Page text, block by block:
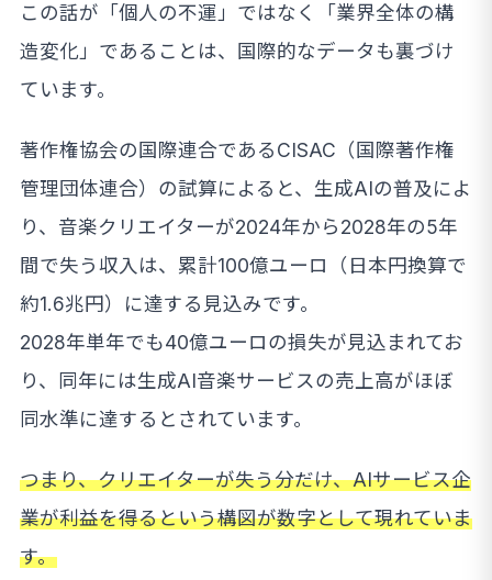
この話が「個人の不運」ではなく「業界全体の構
造変化」であることは、国際的なデータも裏づけ
ています。
著作権協会の国際連合であるCISAC（国際著作権
管理団体連合）の試算によると、生成AIの普及によ
り、音楽クリエイターが2024年から2028年の5年
間で失う収入は、累計100億ユーロ（日本円換算で
約1.6兆円）に達する見込みです。
2028年単年でも40億ユーロの損失が見込まれてお
り、同年には生成AI音楽サービスの売上高がほぼ
同水準に達するとされています。
つまり、クリエイターが失う分だけ、AIサービス企
業が利益を得るという構図が数字として現れていま
す。